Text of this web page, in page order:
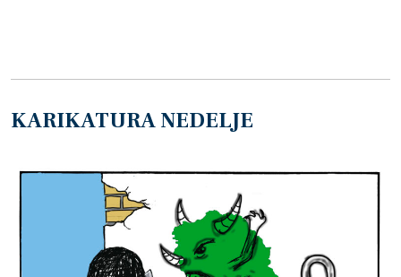
KARIKATURA NEDELJE